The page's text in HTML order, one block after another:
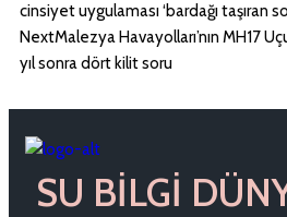
cinsiyet uygulaması ‘bardağı taşıran
NextMalezya Havayolları’nın MH17
yıl sonra dört kilit soru
SU BILGI